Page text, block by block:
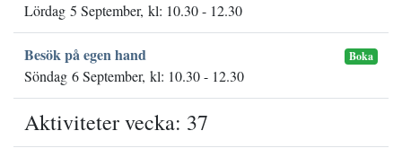
Lördag 5 September, kl: 10.30 - 12.30
Besök på egen hand Boka
Söndag 6 September, kl: 10.30 - 12.30
Aktiviteter vecka: 37